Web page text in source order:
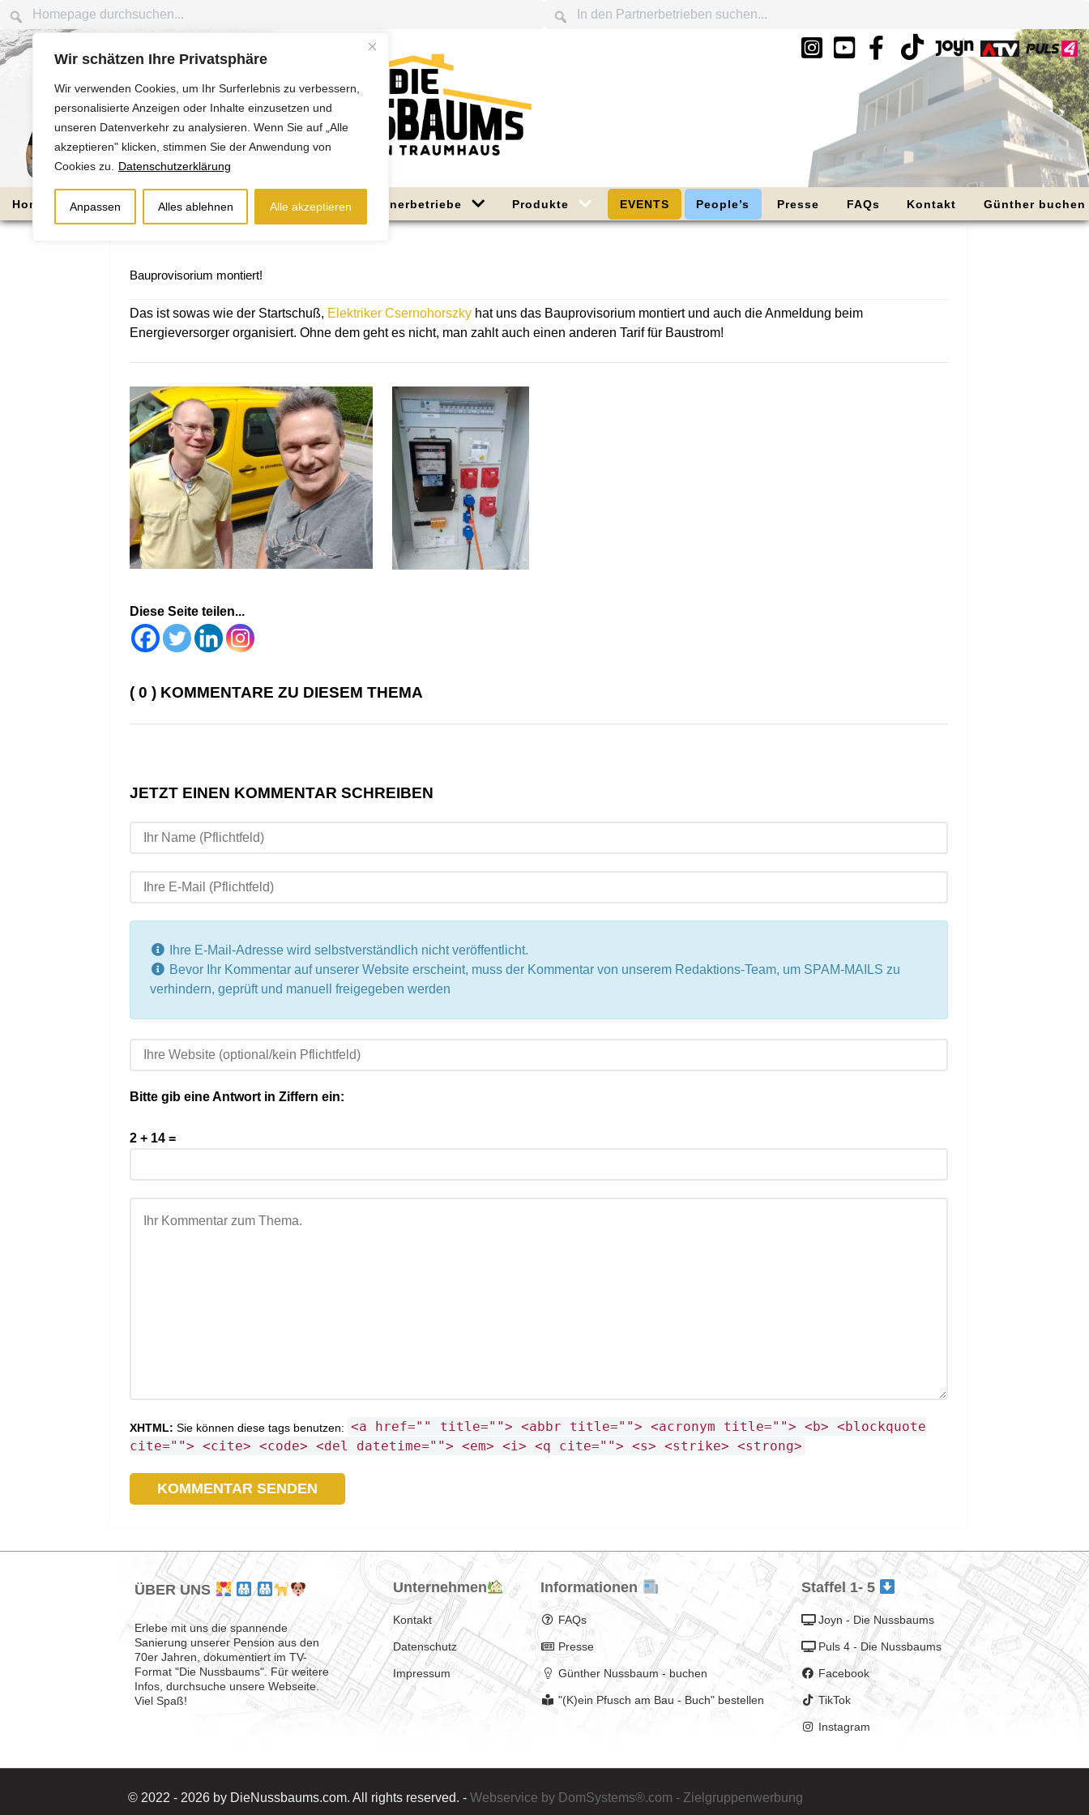
Wir schätzen Ihre Privatsphäre
Wir verwenden Cookies, um Ihr Surferlebnis zu verbessern,
personalisierte Anzeigen oder Inhalte einzusetzen und
unseren Datenverkehr zu analysieren. Wenn Sie auf „Alle
akzeptieren" klicken, stimmen Sie der Anwendung von
Cookies zu.
Datenschutzerklärung
Anpassen Alles ablehnen Alle akzeptieren
Home Die Nussbaums Bauabschnitte Partnerbetriebe Produkte EVENTS People’s Presse FAQs Kontakt Günther buchen
Bauprovisorium montiert!
Das ist sowas wie der Startschuß, Elektriker Csernohorszky hat uns das Bauprovisorium montiert und auch die Anmeldung beim
Energieversorger organisiert. Ohne dem geht es nicht, man zahlt auch einen anderen Tarif für Baustrom!
Diese Seite teilen...
( 0 ) KOMMENTARE ZU DIESEM THEMA
JETZT EINEN KOMMENTAR SCHREIBEN
Ihre E-Mail-Adresse wird selbstverständlich nicht veröffentlicht.
Bevor Ihr Kommentar auf unserer Website erscheint, muss der Kommentar von unserem Redaktions-Team, um SPAM-MAILS zu
verhindern, geprüft und manuell freigegeben werden
Bitte gib eine Antwort in Ziffern ein:
2 + 14 =
XHTML: Sie können diese tags benutzen:
<a href="" title=""> <abbr title=""> <acronym title=""> <b> <blockquote
cite=""> <cite> <code> <del datetime=""> <em> <i> <q cite=""> <s> <strike> <strong>
ÜBER UNS
Erlebe mit uns die spannende
Sanierung unserer Pension aus den
70er Jahren, dokumentiert im TV-
Format "Die Nussbaums". Für weitere
Infos, durchsuche unsere Webseite.
Viel Spaß!
Unternehmen
Kontakt
Datenschutz
Impressum
Informationen
FAQs
Presse
Günther Nussbaum - buchen
"(K)ein Pfusch am Bau - Buch" bestellen
Staffel 1- 5
Joyn - Die Nussbaums
Puls 4 - Die Nussbaums
Facebook
TikTok
Instagram
© 2022 - 2026 by DieNussbaums.com. All rights reserved. -Webservice by DomSystems®.com - Zielgruppenwerbung